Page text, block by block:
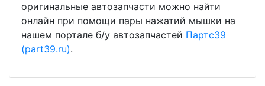
оригинальные автозапчасти можно найти
онлайн при помощи пары нажатий мышки на
нашем портале б/у автозапчастей Партс39
(part39.ru).